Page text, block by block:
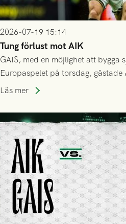
2026-07-19 15:14
Tung förlust mot AIK
GAIS, med en möjlighet att bygga
Europaspelet på torsdag,
Stockholm . Men trots konstant
lyckades få in 2-0.
Läs mer